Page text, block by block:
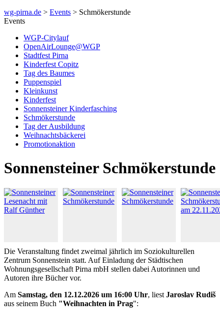
wg-pirna.de > Events > Schmökerstunde
Events
WGP-Citylauf
OpenAirLounge@WGP
Stadtfest Pirna
Kinderfest Copitz
Tag des Baumes
Puppenspiel
Kleinkunst
Kinderfest
Sonnensteiner Kinderfasching
Schmökerstunde
Tag der Ausbildung
Weihnachtsbäckerei
Promotionaktion
Sonnensteiner Schmökerstunde
Die Veranstaltung findet zweimal jährlich im Soziokulturellen
Zentrum Sonnenstein statt. Auf Einladung der Städtischen
Wohnungsgesellschaft Pirna mbH stellen dabei Autorinnen und
Autoren ihre Bücher vor.
Am Samstag, den 12.12.2026 um 16:00 Uhr, liest Jaroslav Rudiš
aus seinem Buch "Weihnachten in Prag":